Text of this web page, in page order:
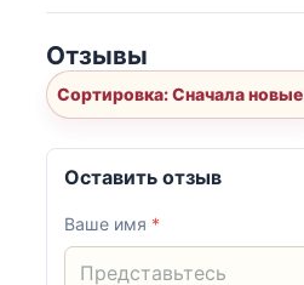
Отзывы
Сортировка: Сначала новые
Оставить отзыв
Ваше имя *